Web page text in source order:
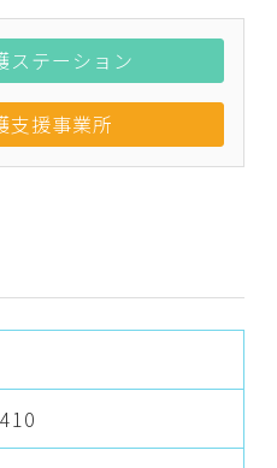
ステーション
支援事業所